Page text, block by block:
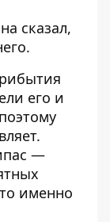
сказал,
его и
—
именно